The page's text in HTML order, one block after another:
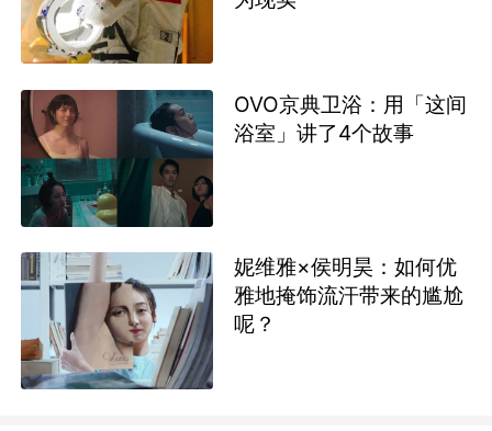
OVO京典卫浴：用「这间
浴室」讲了4个故事
妮维雅×侯明昊：如何优
雅地掩饰流汗带来的尴尬
呢？